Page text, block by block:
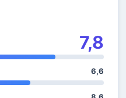
7,8
6,6